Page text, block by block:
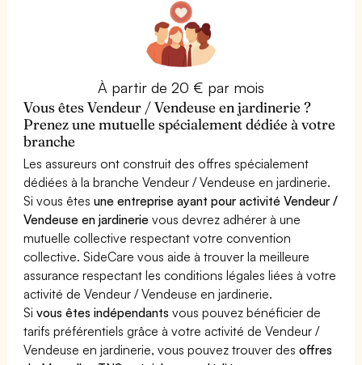
À partir de 20 € par mois
Vous êtes Vendeur / Vendeuse en jardinerie ?
Prenez une mutuelle spécialement dédiée à votre
branche
Les assureurs ont construit des offres spécialement
dédiées à la branche Vendeur / Vendeuse en jardinerie.
Si vous êtesune entreprise ayant pour activité Vendeur /
Vendeuse en jardinerie vous devrez adhérer à une
mutuelle collective respectant votre convention
collective. SideCare vous aide à trouver la meilleure
assurance respectant les conditions légales liées à votre
activité de Vendeur / Vendeuse en jardinerie.
Sivous êtes indépendants vous pouvez bénéficier de
tarifs préférentiels grâce à votre activité de Vendeur /
Vendeuse en jardinerie, vous pouvez trouver desoffres